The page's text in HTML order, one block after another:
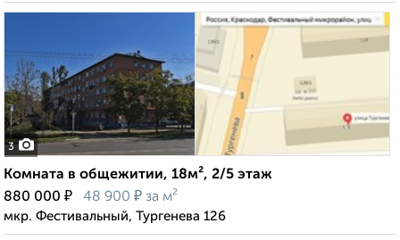
3
Комната в общежитии, 18м², 2/5 этаж
880 000 ₽ 48 900 ₽ за м²
мкр. Фестивальный, Тургенева 126